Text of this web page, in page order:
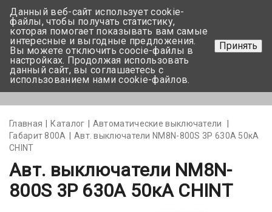
+375 17-350-99-56
+375 44-752-82-08
Задать вопрос
Главная Каталог
Автоматические выключатели
Габарит 800А
Авт. выключатели NM8N-800S 3Р 630А 50кА
CHINT
Авт. выключатели NM8N-
800S 3Р 630А 50кА CHINT
Данный веб-сайт использует cookie-
файлы, чтобы получать статистику,
которая помогает показывать вам самые
интересные и выгодные предложения.
Вы можете отключить coocie-файлы в
настройках. Продолжая использовать
данный сайт, вы соглашаетесь с
использованием нами cookie-файлов.
Принять